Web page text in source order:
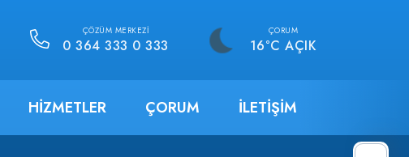
ÇÖZÜM MERKEZI
0 364 333 0 333
ÇORUM
16°C AÇIK
HIZMETLER ÇORUM İLETIŞIM